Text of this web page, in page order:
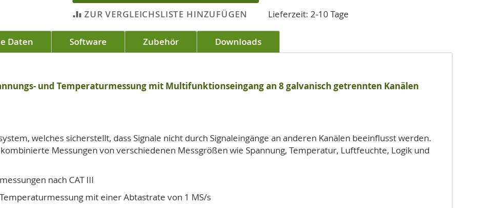
ZUR VERGLEICHSLISTE HINZUFÜGEN Lieferzeit: 2-10 Tage
Daten Software Zubehör Downloads
und Temperaturmessung mit Multifunktionseingang an 8 galvanisch getrennten Kanälen
welches sicherstellt, dass Signale nicht durch Signaleingänge an anderen Kanälen beeinflusst werden.
Messungen von verschiedenen Messgrößen wie Spannung, Temperatur, Luftfeuchte, Logik und
nach CAT III
mit einer Abtastrate von 1 MS/s